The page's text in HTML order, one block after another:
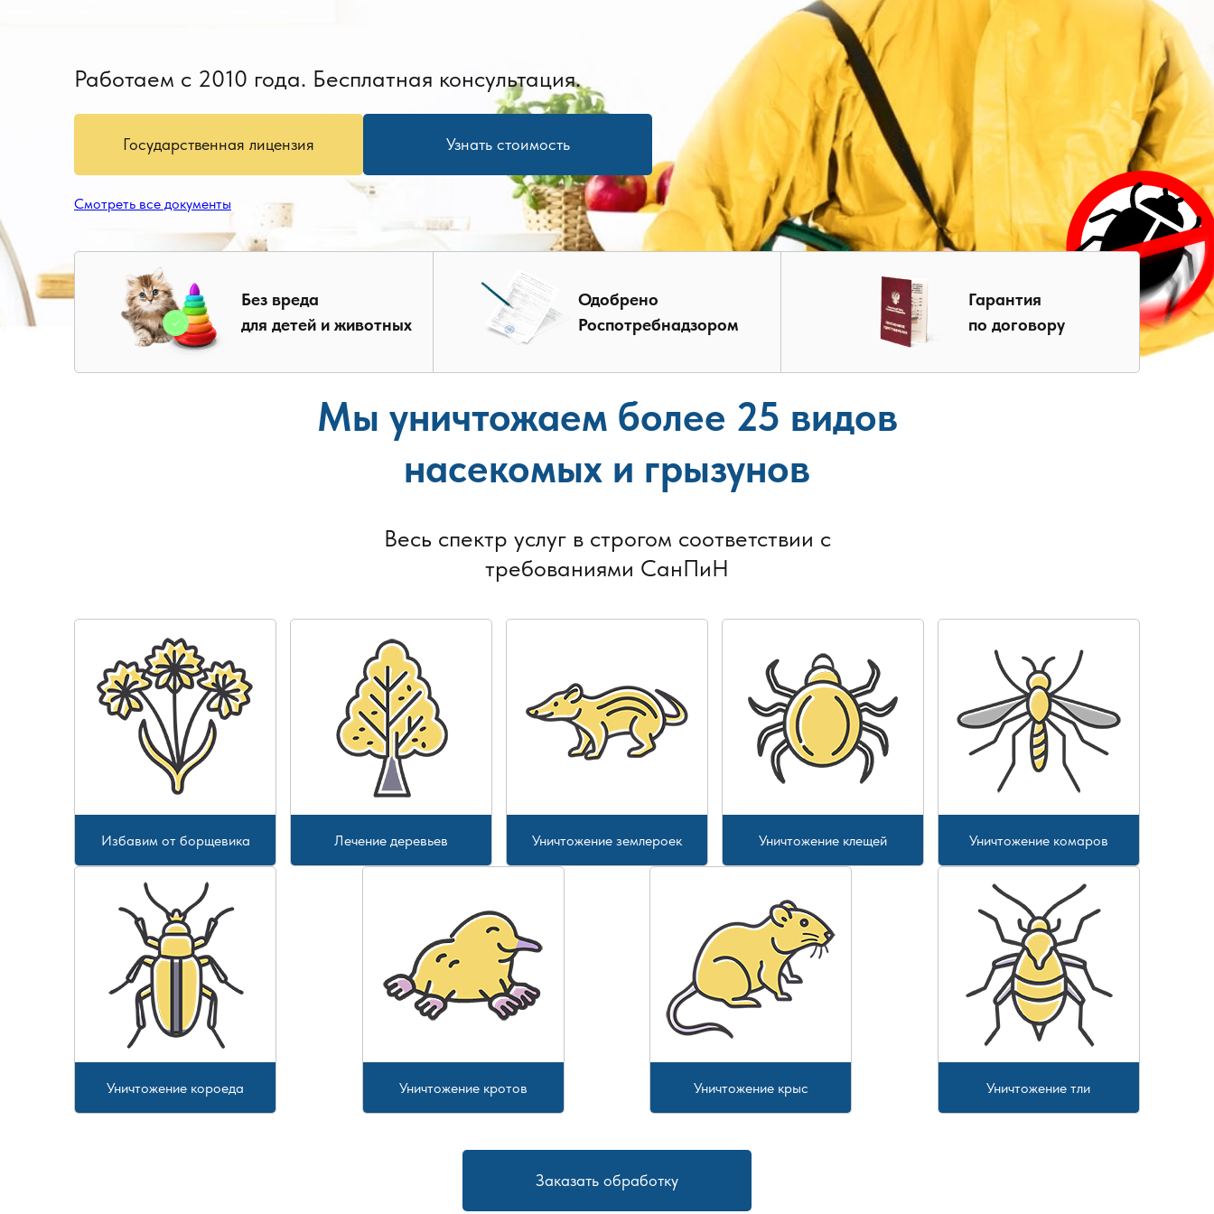
Работаем с 2010 года. Бесплатная консультация.
Государственная лицензия Узнать стоимость
Смотреть все документы
Без вреда
для детей и животных
Одобрено
Роспотребнадзором
Гарантия
по договору
Мы уничтожаем более 25 видов
насекомых и грызунов
Весь спектр услуг в строгом соответствии с
требованиями СанПиН
Избавим от борщевика Лечение деревьев Уничтожение землероек Уничтожение клещей Уничтожение комаров
Уничтожение короеда Уничтожение кротов Уничтожение крыс Уничтожение тли
Заказать обработку